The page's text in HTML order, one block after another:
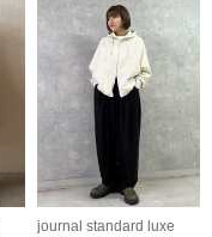
journal standard luxe